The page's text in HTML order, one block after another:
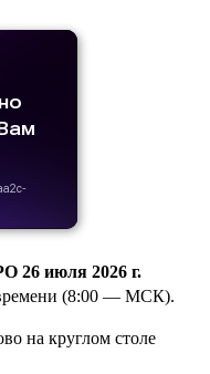
26 июля 2026 г.
(8:00 — МСК).
на круглом столе